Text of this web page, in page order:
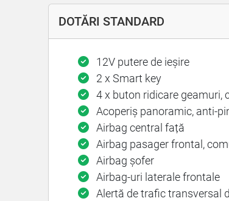
DOTĂRI STANDARD
12V putere de ieșire
2 x Smart key
4 x buton ridicare geamuri,
Acoperiș panoramic, anti-
Airbag central față
Airbag pasager frontal,
Airbag șofer
Airbag-uri laterale frontale
Alertă de trafic transversal